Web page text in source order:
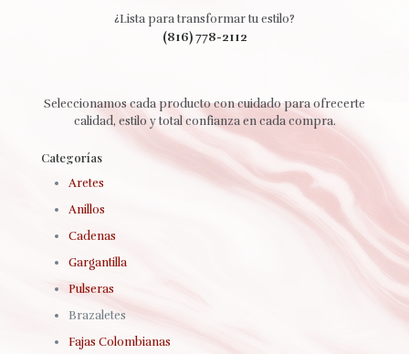
(816) 778-2112
¿Lista para transformar tu estilo?
Seleccionamos cada producto con cuidado para ofrecerte
calidad, estilo y total confianza en cada compra.
Categorías
Aretes
Anillos
Cadenas
Gargantilla
Pulseras
Brazaletes
Fajas Colombianas